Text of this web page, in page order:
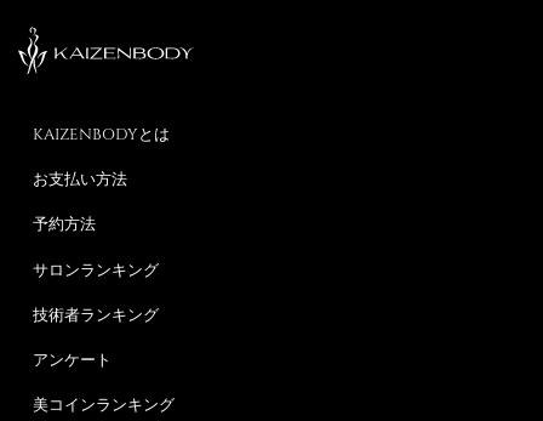
KAIZENBODYとは
お支払い方法
予約方法
サロンランキング
技術者ランキング
アンケート
美コインランキング